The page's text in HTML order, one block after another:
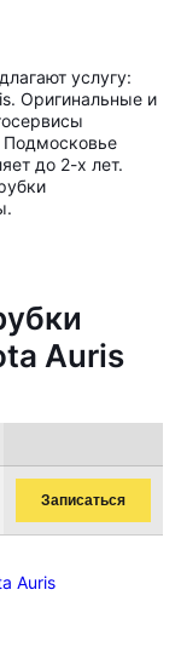
услугу:
Оригинальные и
до 2-х лет.
Auris
Записаться
Auris